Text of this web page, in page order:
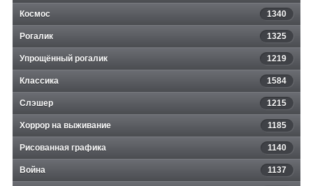
Космос 1340
Рогалик 1325
Упрощённый рогалик 1219
Классика 1584
Слэшер 1215
Хоррор на выживание 1185
Рисованная графика 1140
Война 1137